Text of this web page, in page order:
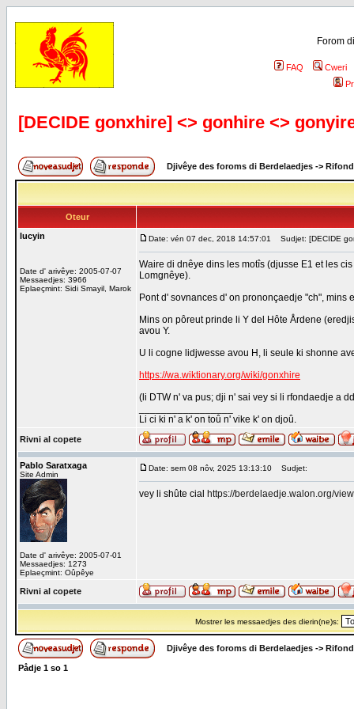
Forom
FAQ
Cweri
[DECIDE gonxhire] <> gonhire <>
Djivêye des foroms di Berdelaedjes ->
Oteur
lucyin
Date d' arivêye: 2005-07-07
Messaedjes: 3966
Eplaeçmint: Sidi Smayil, Marok
Date: vén 07 dec, 2018 14:57:01 Sudjet: [DECIDE
Waire di dnêye dins les motîs (djusse E1 et les
Lomgnêye).
Pont d' sovnances d' on prononçaedje "ch", mins
Mins on pôreut prinde li Y del Hôte Årdene
avou Y.
U li cogne lidjwesse avou H, li seule ki shonne
https://wa.wiktionary.org/wiki/gonxhire
(li DTW n' va pus; dji n' sai vey si li rfondaedje a
Li ci ki n' a k' on toû n' vike k' on djoû.
Rivni al copete
Pablo Saratxaga
Site Admin
Date d' arivêye: 2005-07-01
Messaedjes: 1273
Eplaeçmint: Oûpêye
Date: sem 08 nôv, 2025 13:13:10 Sudjet:
vey li shûte cial https://berdelaedje.walon.org/
Rivni al copete
Mostrer les messaedjes des dierin(ne)s:
Djivêye des foroms di Berdelaedjes ->
Pådje 1 so 1